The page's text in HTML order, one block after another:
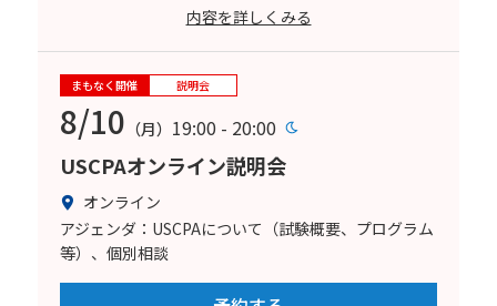
内容を詳しくみる
まもなく開催 説明会
8/10 （月） 19:00 - 20:00
USCPAオンライン説明会
オンライン
アジェンダ：USCPAについて（試験概要、プログラム
等）、個別相談